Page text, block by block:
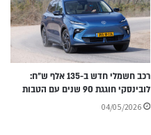
רכב חשמלי חדש ב-135 אלף ש״ח:
לובינסקי חוגגת 90 שנים עם הטבות
04/05/2026